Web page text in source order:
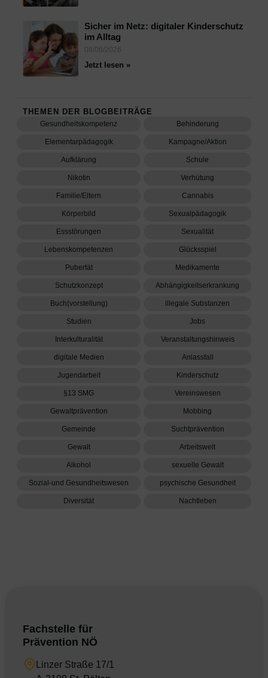
Sicher im Netz: digitaler Kinderschutz
im Alltag
08/06/2026
Jetzt lesen »
THEMEN DER BLOGBEITRÄGE
Gesundheitskompetenz Behinderung
Elementarpädagogik Kampagne/Aktion
Aufklärung Schule
Nikotin Verhütung
Familie/Eltern Cannabis
Körperbild Sexualpädagogik
Essstörungen Sexualität
Lebenskompetenzen Glücksspiel
Pubertät Medikamente
Schutzkonzept Abhängigkeitserkrankung
Buch(vorstellung) illegale Substanzen
Studien Jobs
Interkulturalität Veranstaltungshinweis
digitale Medien Anlassfall
Jugendarbeit Kinderschutz
§13 SMG Vereinswesen
Gewaltprävention Mobbing
Gemeinde Suchtprävention
Gewalt Arbeitswelt
Alkohol sexuelle Gewalt
Sozial-und Gesundheitswesen psychische Gesundheit
Diversität Nachtleben
Fachstelle für
Prävention NÖ
Linzer Straße 17/1